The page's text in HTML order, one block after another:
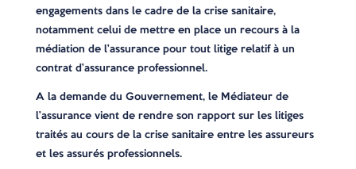
engagements dans le cadre de la crise sanitaire,
notamment celui de mettre en place un recours à la
médiation de l’assurance pour tout litige relatif à un
contrat d’assurance professionnel.
A la demande du Gouvernement, le Médiateur de
l’assurance vient de rendre son rapport sur les litiges
traités au cours de la crise sanitaire entre les assureurs
et les assurés professionnels.